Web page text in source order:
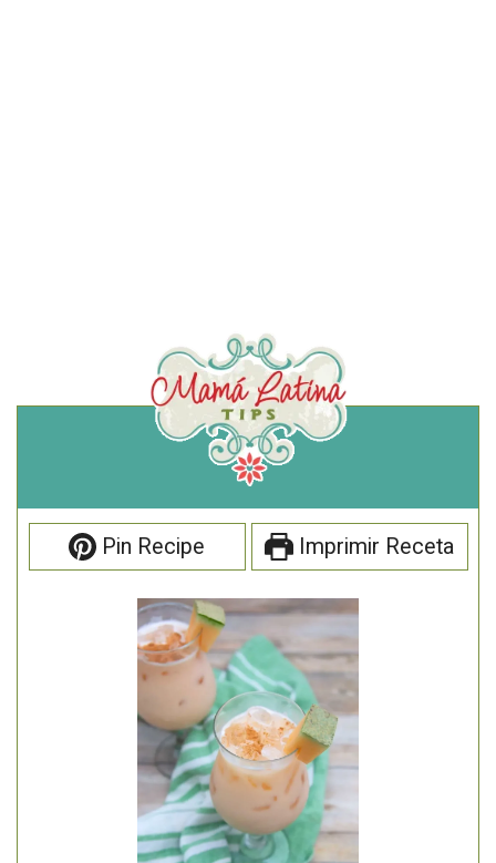
Pin Recipe Imprimir Receta